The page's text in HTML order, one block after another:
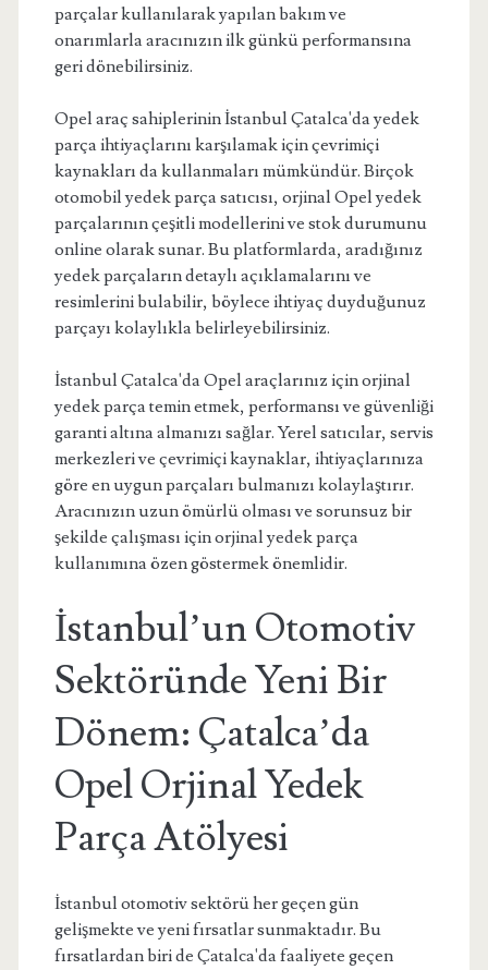
parçalar kullanılarak yapılan bakım ve
onarımlarla aracınızın ilk günkü performansına
geri dönebilirsiniz.
Opel araç sahiplerinin İstanbul Çatalca'da yedek
parça ihtiyaçlarını karşılamak için çevrimiçi
kaynakları da kullanmaları mümkündür. Birçok
otomobil yedek parça satıcısı, orjinal Opel yedek
parçalarının çeşitli modellerini ve stok durumunu
online olarak sunar. Bu platformlarda, aradığınız
yedek parçaların detaylı açıklamalarını ve
resimlerini bulabilir, böylece ihtiyaç duyduğunuz
parçayı kolaylıkla belirleyebilirsiniz.
İstanbul Çatalca'da Opel araçlarınız için orjinal
yedek parça temin etmek, performansı ve güvenliği
garanti altına almanızı sağlar. Yerel satıcılar, servis
merkezleri ve çevrimiçi kaynaklar, ihtiyaçlarınıza
göre en uygun parçaları bulmanızı kolaylaştırır.
Aracınızın uzun ömürlü olması ve sorunsuz bir
şekilde çalışması için orjinal yedek parça
kullanımına özen göstermek önemlidir.
İstanbul’un Otomotiv
Sektöründe Yeni Bir
Dönem: Çatalca’da
Opel Orjinal Yedek
Parça Atölyesi
İstanbul otomotiv sektörü her geçen gün
gelişmekte ve yeni fırsatlar sunmaktadır. Bu
fırsatlardan biri de Çatalca'da faaliyete geçen